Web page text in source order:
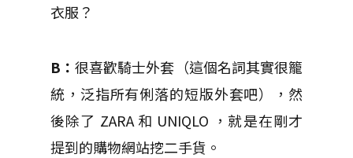
衣服？
B：很喜歡騎士外套（這個名詞其實很籠
統，泛指所有俐落的短版外套吧），然
後除了 ZARA 和 UNIQLO ，就是在剛才
提到的購物網站挖二手貨。